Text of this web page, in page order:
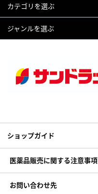
カテゴリを選ぶ
ジャンルを選ぶ
ショップガイド
医薬品販売に関する注意事項
お問い合わせ先